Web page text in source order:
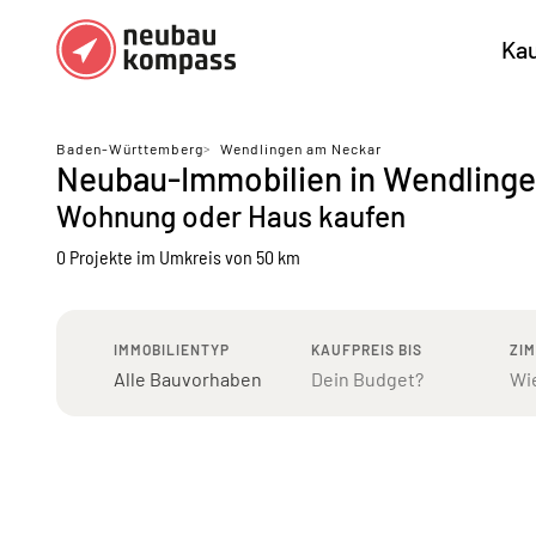
Regionen
Bundesländer DE
Österreich
Top Regionen
München
Baden-Württemberg> Wendlingen am Neckar
Neubau-Immobilien in
Wohnung oder Haus kaufen
0 Projekte im Umkreis von 50 km
IMMOBILIENTYP KAUFPREIS BIS